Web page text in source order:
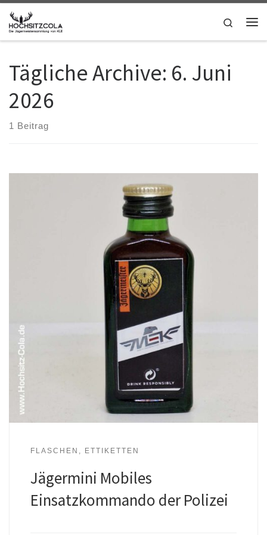
Zum Inhalt springen
Search
Tägliche Archive: 6. Juni
2026
1 Beitrag
FLASCHEN, ETTIKETTEN
Jägermini Mobiles
Einsatzkommando der Polizei